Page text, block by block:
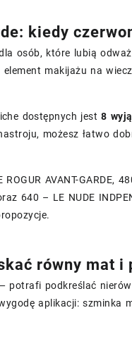
kiedy
osób, które lubią
makijażu na
dostępnych jest8
możesz łatwo
AVANT-GARDE,
640 – LE NUDE
równy mat i
potrafi podkreślać
aplikacji: szminka